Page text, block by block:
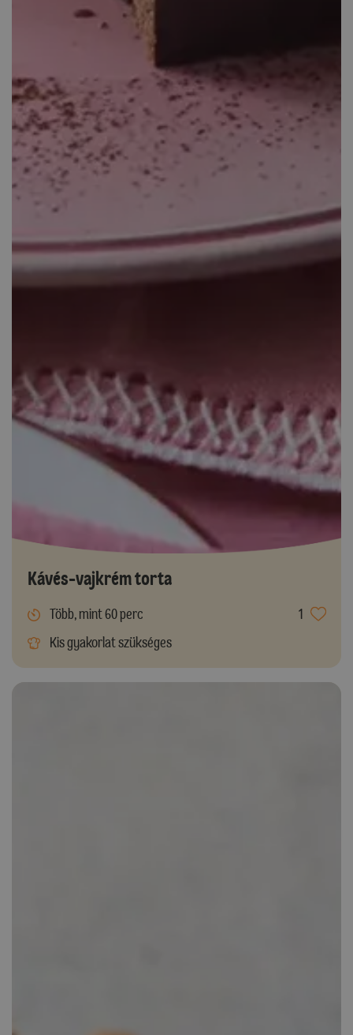
Kávés-vajkrém torta
Több, mint 60 perc
1
Kis gyakorlat szükséges